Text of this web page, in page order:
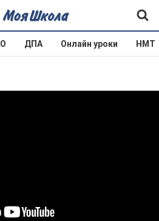
ДПА Онлайн уроки НМТ